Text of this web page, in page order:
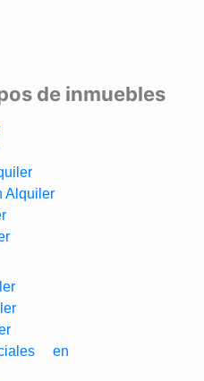
de inmuebles
Alquiler
en